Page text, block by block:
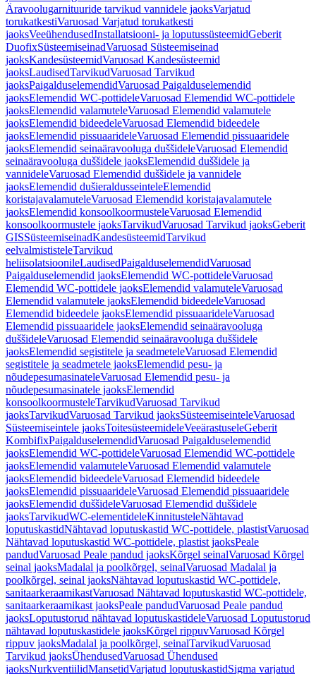
Äravoolugarnituuride tarvikud vannidele jaoksVarjatud
torukatkestiVaruosad Varjatud torukatkesti
jaoksVeeühendusedInstallatsiooni- ja loputussüsteemidGeberit
DuofixSüsteemiseinadVaruosad Süsteemiseinad
jaoksKandesüsteemidVaruosad Kandesüsteemid
jaoksLaudisedTarvikudVaruosad Tarvikud
jaoksPaigalduselemendidVaruosad Paigalduselemendid
jaoksElemendid WC-pottideleVaruosad Elemendid WC-pottidele
jaoksElemendid valamuteleVaruosad Elemendid valamutele
jaoksElemendid bideedeleVaruosad Elemendid bideedele
jaoksElemendid pissuaarideleVaruosad Elemendid pissuaaridele
jaoksElemendid seinaäravooluga duššideleVaruosad Elemendid
seinaäravooluga duššidele jaoksElemendid duššidele ja
vannideleVaruosad Elemendid duššidele ja vannidele
jaoksElemendid dušieraldusseinteleElemendid
koristajavalamuteleVaruosad Elemendid koristajavalamutele
jaoksElemendid konsoolkoormusteleVaruosad Elemendid
konsoolkoormustele jaoksTarvikudVaruosad Tarvikud jaoksGeberit
GISSüsteemiseinadKandesüsteemidTarvikud
eelvalmististeleTarvikud
heliisolatsioonileLaudisedPaigalduselemendidVaruosad
Paigalduselemendid jaoksElemendid WC-pottideleVaruosad
Elemendid WC-pottidele jaoksElemendid valamuteleVaruosad
Elemendid valamutele jaoksElemendid bideedeleVaruosad
Elemendid bideedele jaoksElemendid pissuaarideleVaruosad
Elemendid pissuaaridele jaoksElemendid seinaäravooluga
duššideleVaruosad Elemendid seinaäravooluga duššidele
jaoksElemendid segistitele ja seadmeteleVaruosad Elemendid
segistitele ja seadmetele jaoksElemendid pesu- ja
nõudepesumasinateleVaruosad Elemendid pesu- ja
nõudepesumasinatele jaoksElemendid
konsoolkoormusteleTarvikudVaruosad Tarvikud
jaoksTarvikudVaruosad Tarvikud jaoksSüsteemiseinteleVaruosad
Süsteemiseintele jaoksToitesüsteemideleVeeärastuseleGeberit
KombifixPaigalduselemendidVaruosad Paigalduselemendid
jaoksElemendid WC-pottideleVaruosad Elemendid WC-pottidele
jaoksElemendid valamuteleVaruosad Elemendid valamutele
jaoksElemendid bideedeleVaruosad Elemendid bideedele
jaoksElemendid pissuaarideleVaruosad Elemendid pissuaaridele
jaoksElemendid duššideleVaruosad Elemendid duššidele
jaoksTarvikudWC-elementideleKinnitusteleNähtavad
loputuskastidNähtavad loputuskastid WC-pottidele, plastistVaruosad
Nähtavad loputuskastid WC-pottidele, plastist jaoksPeale
pandudVaruosad Peale pandud jaoksKõrgel seinalVaruosad Kõrgel
seinal jaoksMadalal ja poolkõrgel, seinalVaruosad Madalal ja
poolkõrgel, seinal jaoksNähtavad loputuskastid WC-pottidele,
sanitaarkeraamikastVaruosad Nähtavad loputuskastid WC-pottidele,
sanitaarkeraamikast jaoksPeale pandudVaruosad Peale pandud
jaoksLoputustorud nähtavad loputuskastideleVaruosad Loputustorud
nähtavad loputuskastidele jaoksKõrgel rippuvVaruosad Kõrgel
rippuv jaoksMadalal ja poolkõrgel, seinalTarvikudVaruosad
Tarvikud jaoksÜhendusedVaruosad Ühendused
jaoksNurkventiilidMansetidVarjatud loputuskastidSigma varjatud